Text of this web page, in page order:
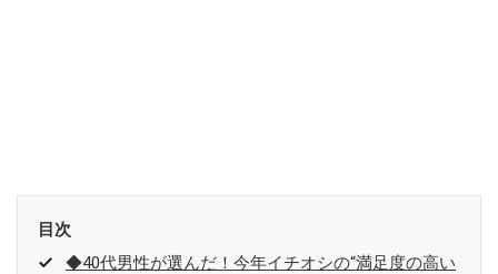
目次
◆40代男性が選んだ！今年イチオシの“満足度の高い